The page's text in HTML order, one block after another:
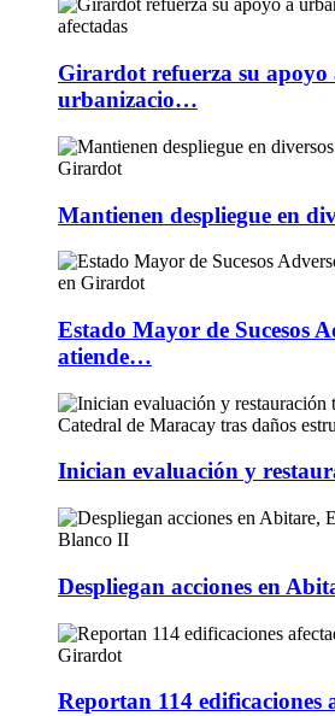
Girardot refuerza su apoyo
urbanizacio…
Mantienen despliegue en
Estado Mayor de Sucesos
atiende…
Inician evaluación y
Despliegan acciones en
Reportan 114